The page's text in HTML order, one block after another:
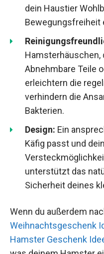
dein Haustier
Bewegungsfreiheit
Hamsterhäuschen,
Abnehmbare Teile
erleichtern die
verhindern die
Bakterien.
Design: Ein
Käfig passt und
unterstützt das
Sicherheit deines
Wenn du außerdem
Weihnachtsgeschenk
Hamster Geschenk